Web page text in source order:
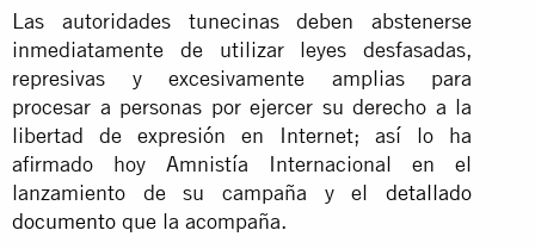
Las autoridades tunecinas deben abstenerse
inmediatamente de utilizar leyes desfasadas,
represivas y excesivamente amplias para
procesar a personas por ejercer su derecho a la
libertad de expresión en Internet; así lo ha
afirmado hoy Amnistía Internacional en el
lanzamiento de su campaña y eldetallado
documento que la acompaña.